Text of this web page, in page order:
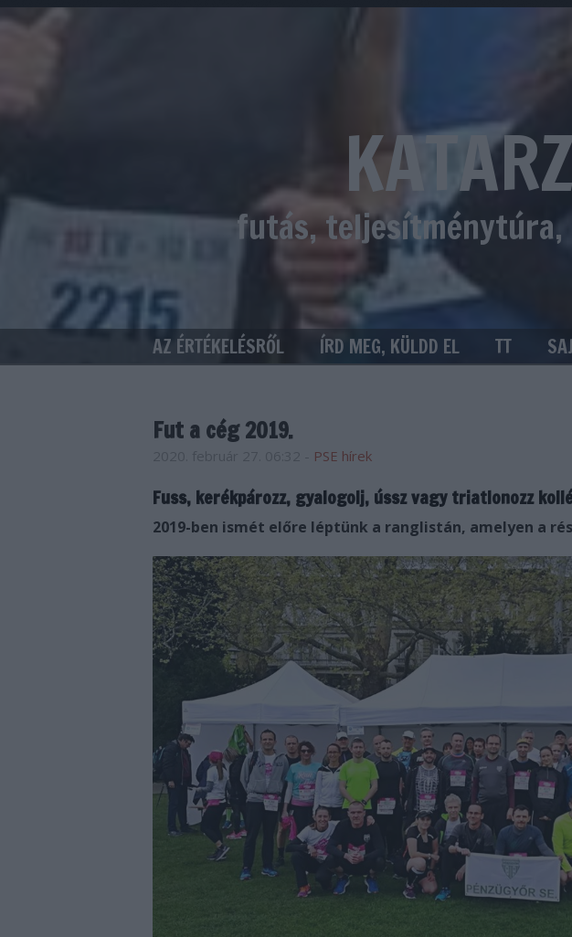
futás, teljesítménytúra,
AZ ÉRTÉKELÉSRŐL ÍRD MEG, KÜLDD EL TT
Fut a cég 2019.
PSE hírek
Fuss, kerékpározz, gyalogolj, ússz vagy triatlonozz
2019-ben ismét előre léptünk a ranglistán, amelyen a